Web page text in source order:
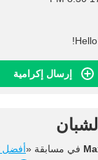
إرسال إكرامية
في مسابقة «أفضل 10 من الشبان